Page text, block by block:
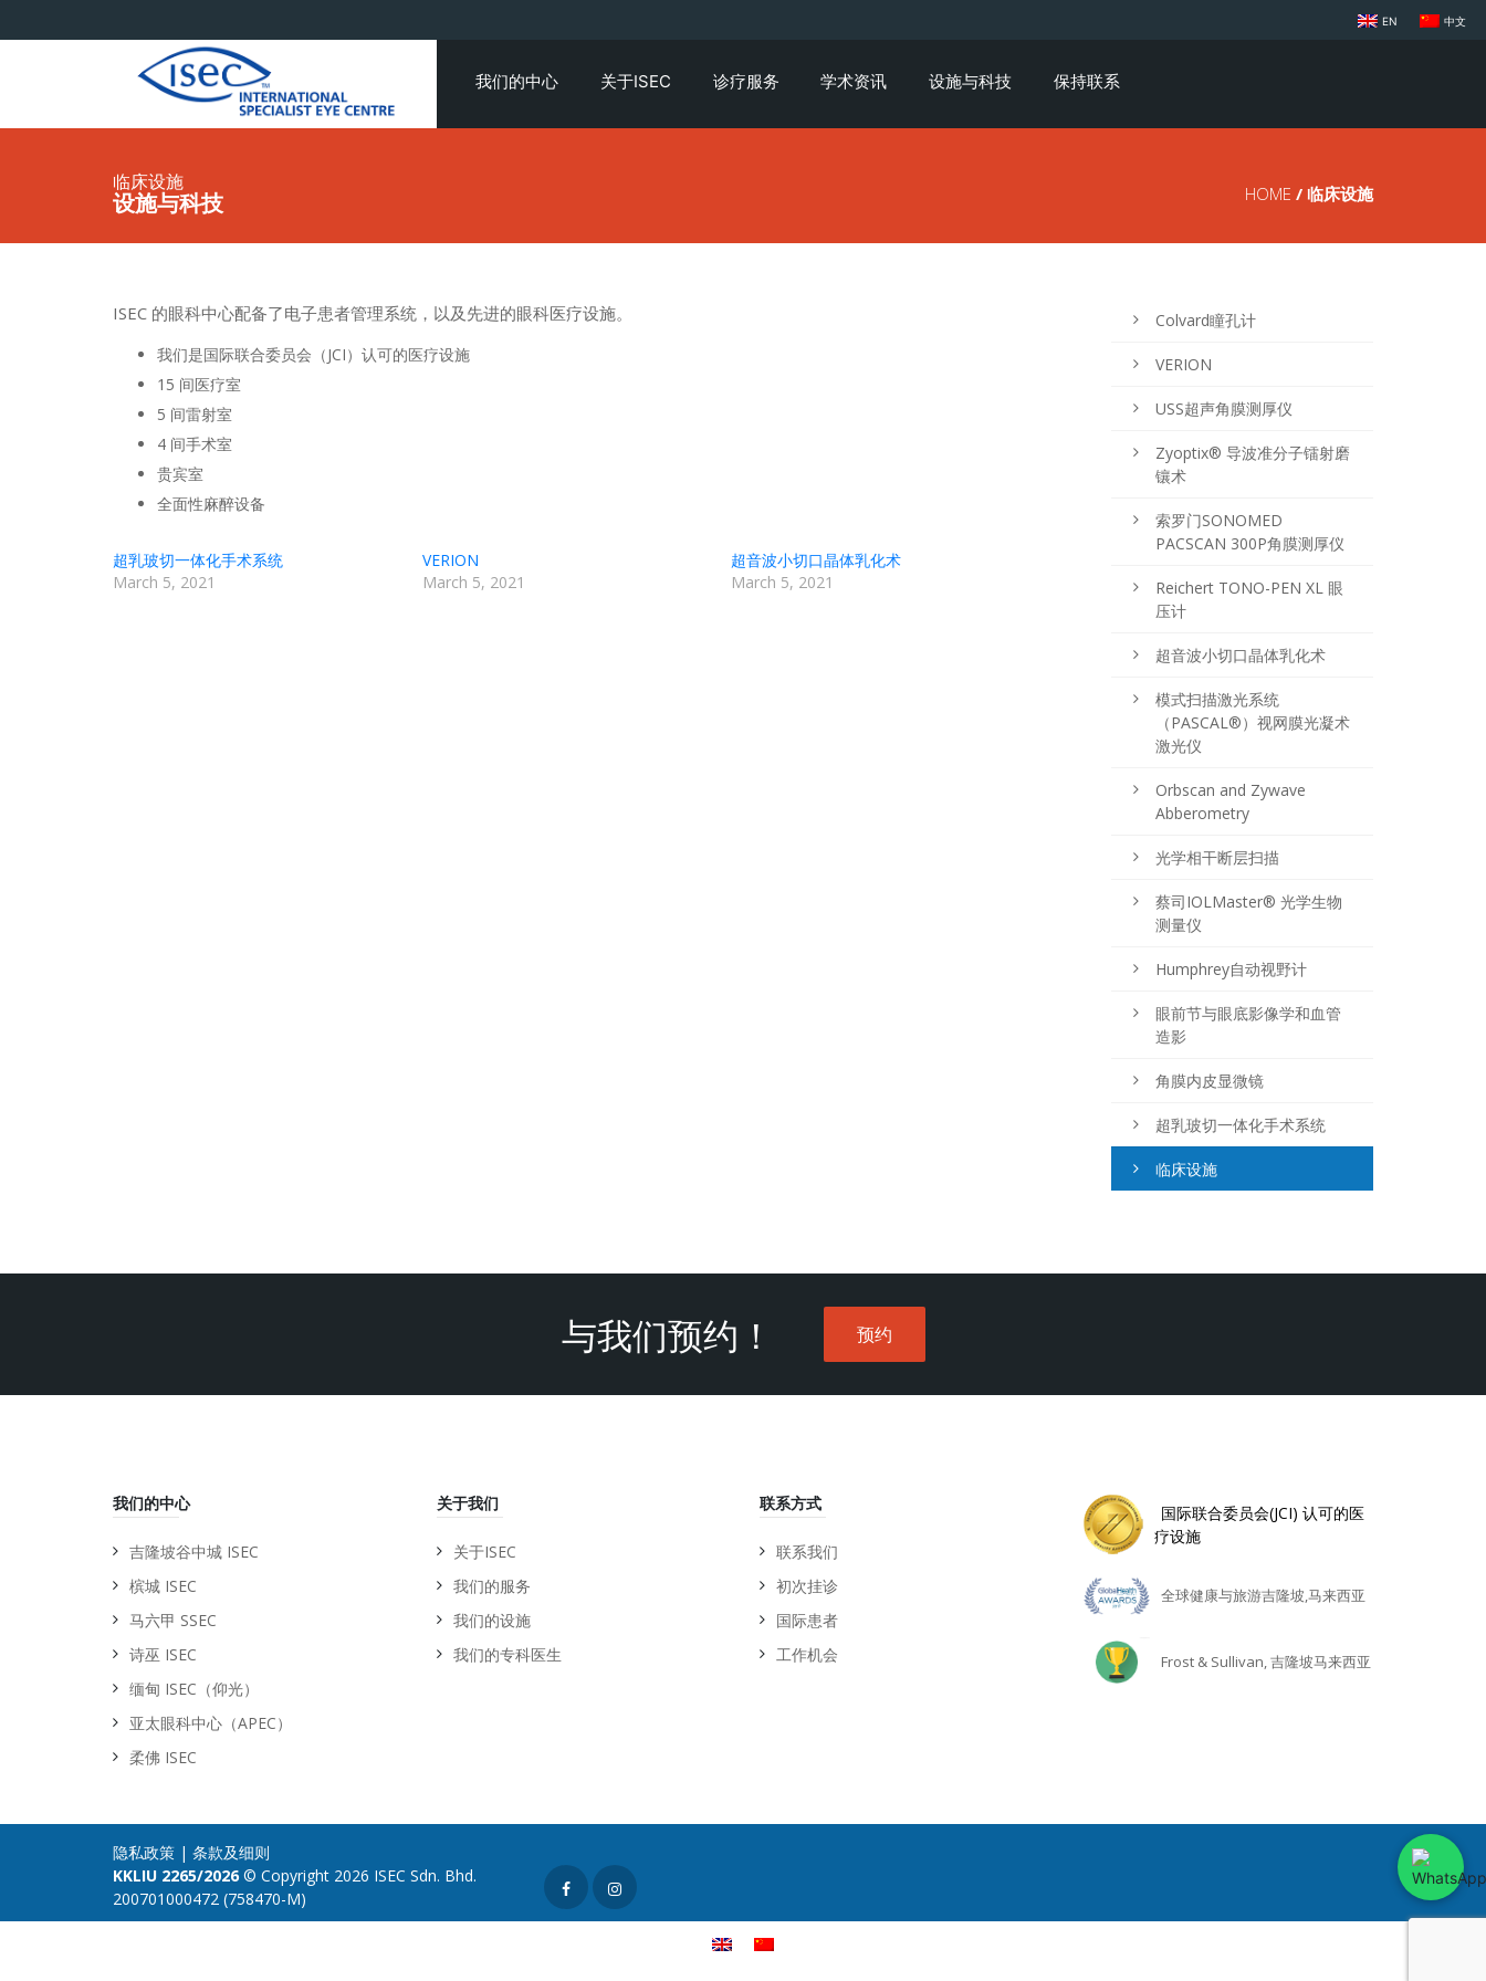
EN 中文
我们的中心 关于ISEC 诊疗服务 学术资讯 设施与科技 保持联系
临床设施
设施与科技 HOME / 临床设施
ISEC 的眼科中心配备了电子患者管理系统，以及先进的眼科医疗设施。
我们是国际联合委员会（JCI）认可的医疗设施
15 间医疗室
5 间雷射室
4 间手术室
贵宾室
全面性麻醉设备
超乳玻切一体化手术系统
March 5, 2021
VERION
March 5, 2021
超音波小切口晶体乳化术
March 5, 2021
Colvard瞳孔计
VERION
USS超声角膜测厚仪
Zyoptix® 导波准分子镭射磨
镶术
索罗门SONOMED
PACSCAN 300P角膜测厚仪
Reichert TONO-PEN XL 眼
压计
超音波小切口晶体乳化术
模式扫描激光系统
（PASCAL®）视网膜光凝术
激光仪
Orbscan and Zywave
Abberometry
光学相干断层扫描
蔡司IOLMaster® 光学生物
测量仪
Humphrey自动视野计
眼前节与眼底影像学和血管
造影
角膜内皮显微镜
超乳玻切一体化手术系统
临床设施
与我们预约！ 预约
我们的中心
吉隆坡谷中城 ISEC
槟城 ISEC
马六甲 SSEC
诗巫 ISEC
缅甸 ISEC（仰光）
亚太眼科中心（APEC）
柔佛 ISEC
关于我们
关于ISEC
我们的服务
我们的设施
我们的专科医生
联系方式
联系我们
初次挂诊
国际患者
工作机会
国际联合委员会(JCI) 认可的医
疗设施
全球健康与旅游吉隆坡,马来西亚
Frost & Sullivan, 吉隆坡马来西亚
隐私政策 | 条款及细则
KKLIU 2265/2026© Copyright 2026 ISEC Sdn. Bhd.
200701000472 (758470-M)